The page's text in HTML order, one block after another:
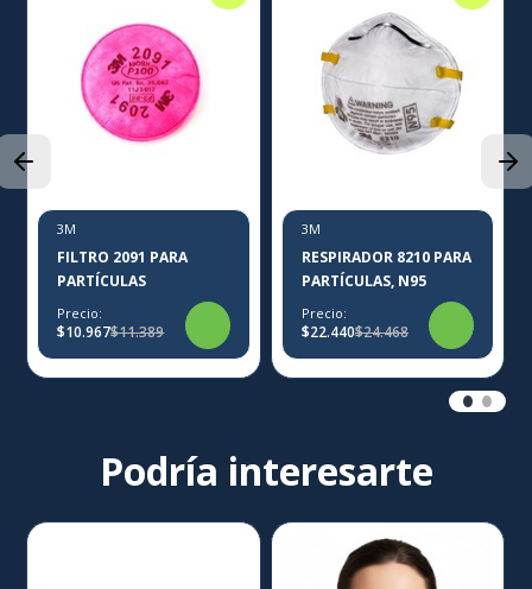
3M
FILTRO 2091 PARA
PARTÍCULAS
Precio:
$10.967$11.389
3M
RESPIRADOR 8210 PARA
PARTÍCULAS, N95
Precio:
$22.440$24.468
Podría interesarte